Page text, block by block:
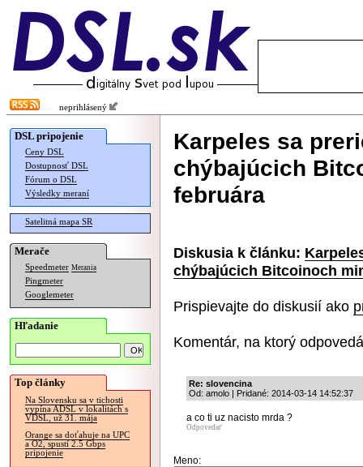
neprihlásený
DSL pripojenie
Ceny DSL
Dostupnosť DSL
Fórum o DSL
Výsledky meraní
Satelitná mapa SR
Merače
Speedmeter Merania
Pingmeter
Googlemeter
Hľadanie
Top články
Na Slovensku sa v tichosti
vypína ADSL v lokalitách s
VDSL, už 31. mája
Orange sa doťahuje na UPC
a O2, spustí 2.5 Gbps
pripojenie
Karpeles sa
chýbajúcich
februára
Diskusia k článku:
chýbajúcich Bitcoinoch
Prispievajte do diskusií ako
Komentár, na ktorý
Re: slovencina
Od: amolo | Pridané: 2014-03-14 14:52:37
a co ti uz nacisto mrda ?
Odpovedať
Meno: